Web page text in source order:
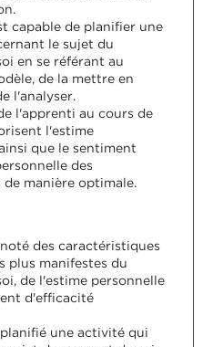
capable de planifier une
le sujet du
en se référant au
de la mettre en
l'analyser.
l'apprenti au cours de
l'estime
que le sentiment
des
de manière optimale.
des caractéristiques
plus manifestes du
de l'estime personnelle
d'efficacité
une activité qui